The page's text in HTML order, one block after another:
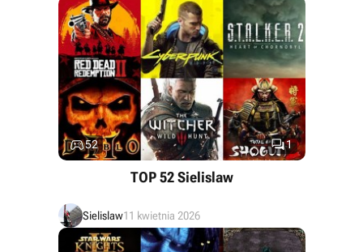
1
52
TOP 52 Sielislaw
Sielislaw11 kwietnia 2026